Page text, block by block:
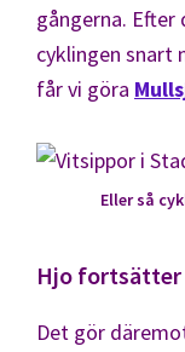
gångerna.
cyklingen snart
får vi göra
Eller så
Hjo
Det gör